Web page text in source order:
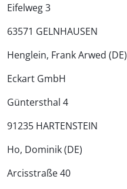
Eifelweg 3
63571 GELNHAUSEN
Henglein, Frank Arwed (DE)
Eckart GmbH
Güntersthal 4
91235 HARTENSTEIN
Ho, Dominik (DE)
Arcisstraße 40